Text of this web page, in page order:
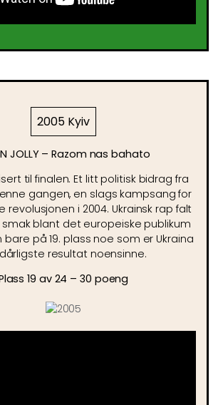
2005 Kyiv
JOLLY – Razom nas bahato
til finalen. Et litt politisk bidrag fra
gangen, en slags kampsang for
revolusjonen i 2004. Ukrainsk rap falt
smak blant det europeiske publikum
på 19. plass noe som er Ukraina
resultat noensinne.
19 av 24 – 30 poeng